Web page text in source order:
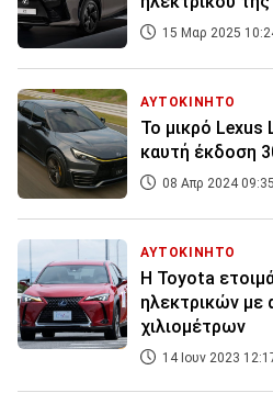
15 Μαρ 2025
ΑΥΤΟΚΙΝΗΤΟ
To μικρό Lexus
καυτή έκδοση
08 Απρ 2024 09:35
ΑΥΤΟΚΙΝΗΤΟ
Η Toyota
ηλεκτρικών με
χιλιομέτρων
14 Ιουν 2023